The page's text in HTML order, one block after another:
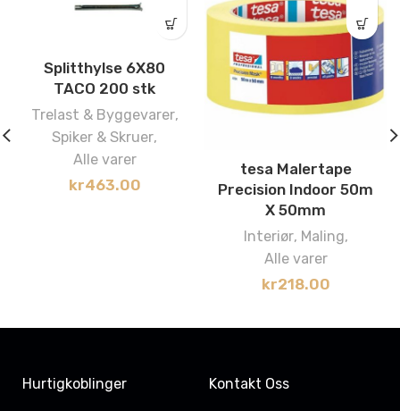
Splitthylse 6X80
TACO 200 stk
Trelast & Byggevarer,
Spiker & Skruer,
Alle varer
kr463.00
tesa Malertape
Precision Indoor 50m
X 50mm
Interiør, Maling,
Alle varer
kr218.00
Hurtigkoblinger Kontakt Oss